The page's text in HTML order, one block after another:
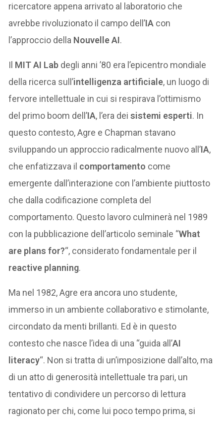
ricercatore appena arrivato al laboratorio che
avrebbe rivoluzionato il campo dell’IA con
l’approccio della Nouvelle AI.
Il MIT AI Lab degli anni ’80 era l’epicentro mondiale
della ricerca sull’intelligenza artificiale, un luogo di
fervore intellettuale in cui si respirava l’ottimismo
del primo boom dell’IA, l’era deisistemi esperti. In
questo contesto, Agre e Chapman stavano
sviluppando un approccio radicalmente nuovo all’IA,
che enfatizzava il comportamento come
emergente dall’interazione con l’ambiente piuttosto
che dalla codificazione completa del
comportamento. Questo lavoro culminerà nel 1989
con la pubblicazione dell’articolo seminale “What
are plans for?“, considerato fondamentale per il
reactive planning.
Ma nel 1982, Agre era ancora uno studente,
immerso in un ambiente collaborativo e stimolante,
circondato da menti brillanti. Ed è in questo
contesto che nasce l’idea di una “guida all’AI
literacy“. Non si tratta di un’imposizione dall’alto, ma
di un atto di generosità intellettuale tra pari, un
tentativo di condividere un percorso di lettura
ragionato per chi, come lui poco tempo prima, si